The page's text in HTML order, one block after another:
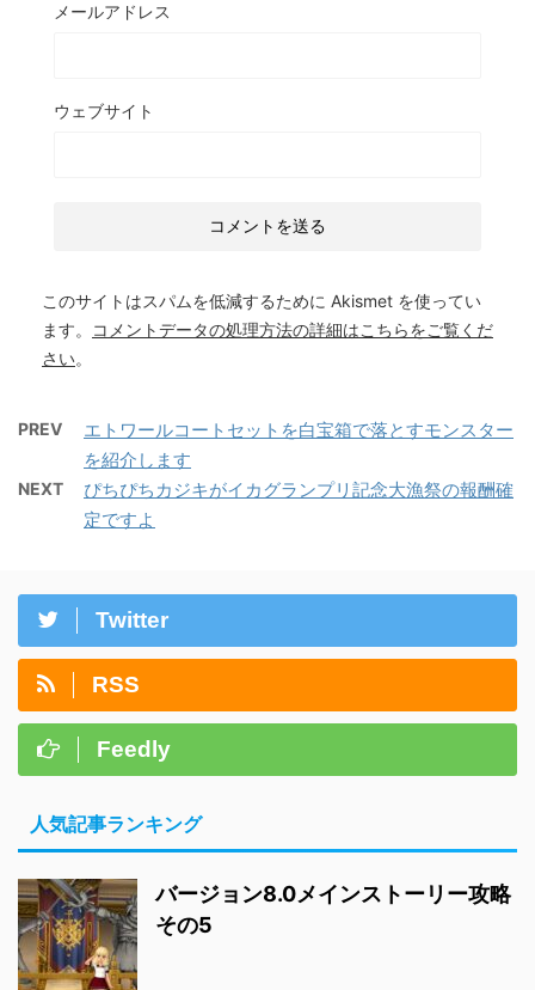
メールアドレス
ウェブサイト
このサイトはスパムを低減するために Akismet を使ってい
ます。
コメントデータの処理方法の詳細はこちらをご覧くだ
さい。
PREV
エトワールコートセットを白宝箱で落とすモンスター
を紹介します
NEXT
ぴちぴちカジキがイカグランプリ記念大漁祭の報酬確
定ですよ
Twitter
RSS
Feedly
人気記事ランキング
バージョン8.0メインストーリー攻略
その5